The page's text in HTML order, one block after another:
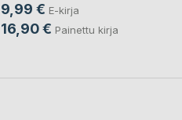
9,99 € E-kirja
16,90 € Painettu kirja